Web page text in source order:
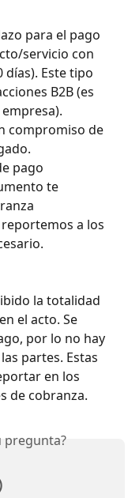
para el pago
servicio con
días). Este tipo
B2B (es
compromiso de
pago
te
a los
la totalidad
el acto. Se
por lo no hay
partes. Estas
en los
de cobranza.
pregunta?